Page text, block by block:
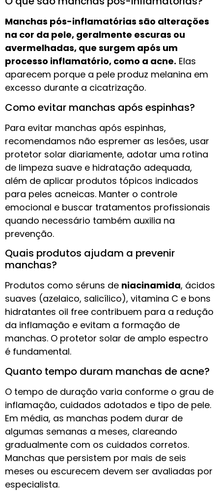
Manchas pós-inflamatórias são alterações
na cor da pele, geralmente escuras ou
avermelhadas, que surgem após um
processo inflamatório, como a acne. Elas
aparecem porque a pele produz melanina em
excesso durante a cicatrização.
Como evitar manchas após espinhas?
Para evitar manchas após espinhas,
recomendamos não espremer as lesões, usar
protetor solar diariamente, adotar uma rotina
de limpeza suave e hidratação adequada,
além de aplicar produtos tópicos indicados
para peles acneicas. Manter o controle
emocional e buscar tratamentos profissionais
quando necessário também auxilia na
prevenção.
Quais produtos ajudam a prevenir
manchas?
Produtos como séruns de niacinamida, ácidos
suaves (azelaico, salicílico), vitamina C e bons
hidratantes oil free contribuem para a redução
da inflamação e evitam a formação de
manchas. O protetor solar de amplo espectro
é fundamental.
Quanto tempo duram manchas de acne?
O tempo de duração varia conforme o grau de
inflamação, cuidados adotados e tipo de pele.
Em média, as manchas podem durar de
algumas semanas a meses, clareando
gradualmente com os cuidados corretos.
Manchas que persistem por mais de seis
meses ou escurecem devem ser avaliadas por
especialista.